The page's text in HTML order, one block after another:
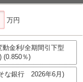
万円
金利/全期間引下型
(0.850％)
な銀行 2026年6月)